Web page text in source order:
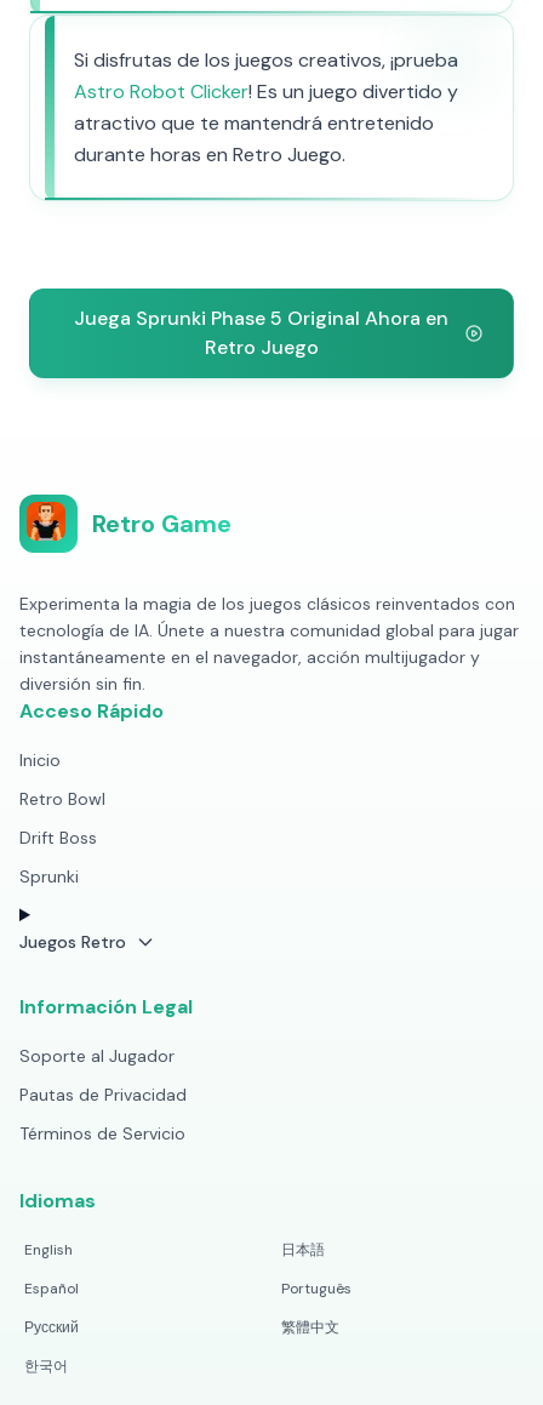
Si disfrutas de los juegos creativos, ¡prueba
Astro Robot Clicker! Es un juego divertido y
atractivo que te mantendrá entretenido
durante horas en Retro Juego.
Juega Sprunki Phase 5 Original Ahora en
Retro Juego
Retro Game
Experimenta la magia de los juegos clásicos reinventados con
tecnología de IA. Únete a nuestra comunidad global para jugar
instantáneamente en el navegador, acción multijugador y
diversión sin fin.
Acceso Rápido
Inicio
Retro Bowl
Drift Boss
Sprunki
Juegos Retro
Información Legal
Soporte al Jugador
Pautas de Privacidad
Términos de Servicio
Idiomas
English
日本語
Español
Português
Русский
繁體中文
한국어